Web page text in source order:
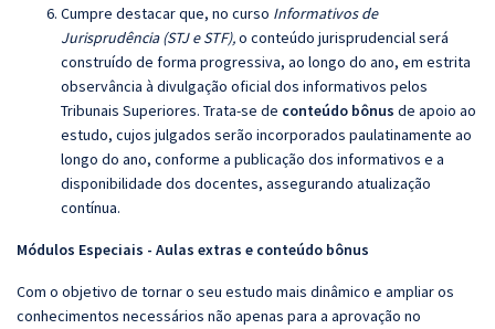
Cumpre destacar que, no curso Informativos de
Jurisprudência (STJ e STF),o conteúdo jurisprudencial será
construído de forma progressiva, ao longo do ano, em estrita
observância à divulgação oficial dos informativos pelos
Tribunais Superiores. Trata-se de conteúdo bônus de apoio ao
estudo, cujos julgados serão incorporados paulatinamente ao
longo do ano, conforme a publicação dos informativos e a
disponibilidade dos docentes, assegurando atualização
contínua.
Módulos Especiais - Aulas extras e conteúdo bônus
Com o objetivo de tornar o seu estudo mais dinâmico e ampliar os
conhecimentos necessários não apenas para a aprovação no